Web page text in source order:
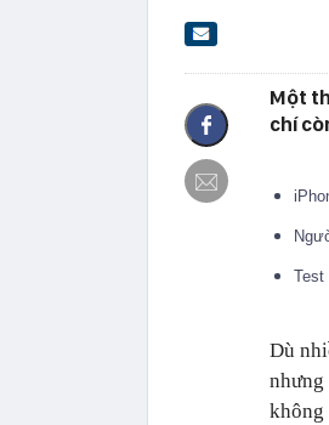
Một
chí
Test
Dù
nhưng
không